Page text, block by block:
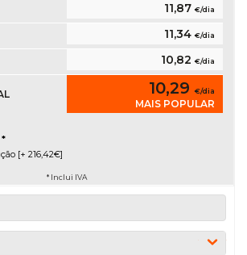
11,87 €/dia
11,34 €/dia
10,82 €/dia
10,29 €/dia
MAIS POPULAR
[+ 216,42€]
* Inclui IVA